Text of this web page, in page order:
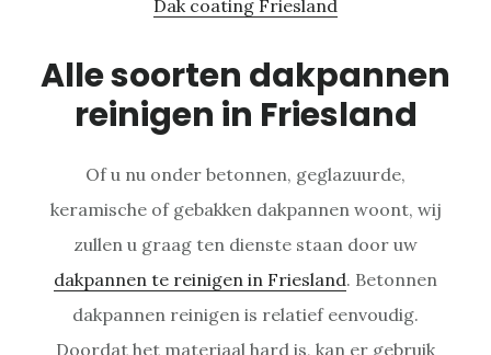
Dak coating Friesland
Alle soorten dakpannen
reinigen in Friesland
Of u nu onder betonnen, geglazuurde,
keramische of gebakken dakpannen woont, wij
zullen u graag ten dienste staan door uw
dakpannen te reinigen in Friesland. Betonnen
dakpannen reinigen is relatief eenvoudig.
Doordat het materiaal hard is, kan er gebruik